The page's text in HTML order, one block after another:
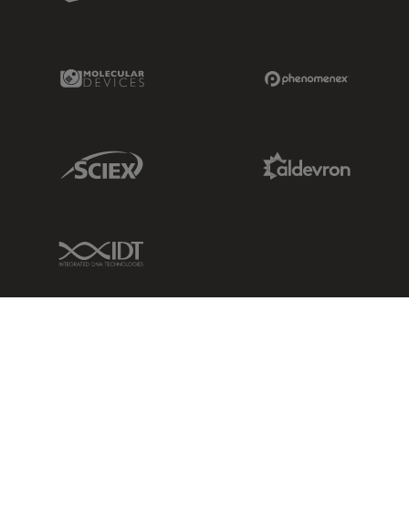
Molecular Devices Link
Sciex Link
IDT Link